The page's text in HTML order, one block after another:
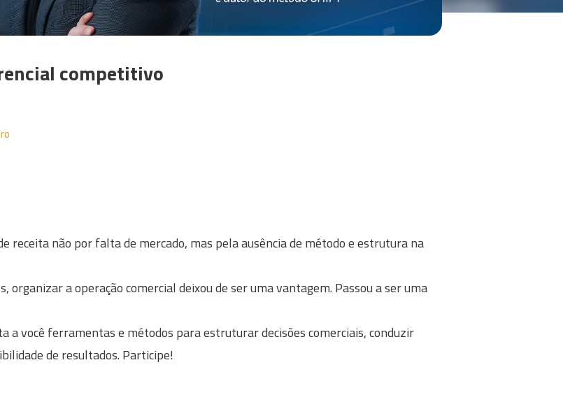
competitivo
receita não por falta de mercado, mas pela ausência de método e estrutura na
organizar a operação comercial deixou de ser uma vantagem. Passou a ser uma
a você ferramentas e métodos para estruturar decisões comerciais, conduzir
de resultados. Participe!